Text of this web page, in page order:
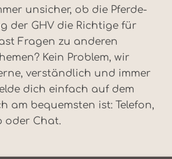
unsicher, ob die Pferde-
der GHV die Richtige für
Fragen zu anderen
Kein Problem, wir
verständlich und immer
dich einfach auf dem
am bequemsten ist: Telefon,
oder Chat.